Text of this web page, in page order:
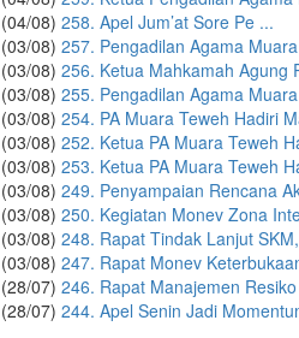
(04/08) 258. Apel Jum’at Sore Pe ...
(03/08) 257. Pengadilan Agama
(03/08) 256. Ketua Mahkamah Agung
(03/08) 255. Pengadilan Agama
(03/08) 254. PA Muara Teweh Hadiri
(03/08) 252. Ketua PA Muara Teweh
(03/08) 253. Ketua PA Muara Teweh
(03/08) 249. Penyampaian Rencana
(03/08) 250. Kegiatan Monev Zona
(03/08) 248. Rapat Tindak Lanjut
(03/08) 247. Rapat Monev
(28/07) 246. Rapat Manajemen Resiko
(28/07) 244. Apel Senin Jadi